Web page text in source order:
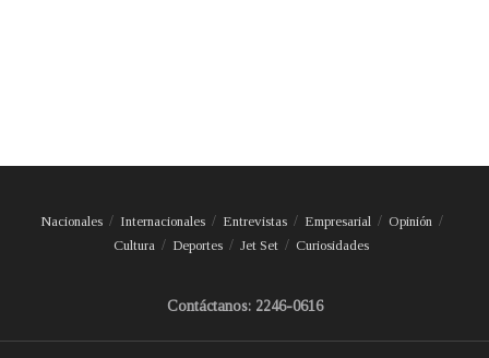
Nacionales Internacionales Entrevistas Empresarial
Opinión
Cultura
Deportes Jet Set Curiosidades
Contáctanos: 2246-0616